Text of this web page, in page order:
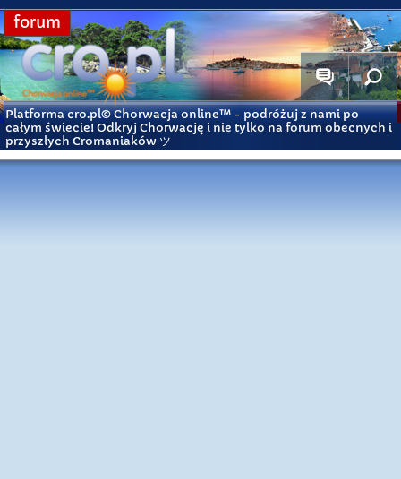
forum
Platforma cro.pl© Chorwacja online™ - podróżuj z nami po
całym świecie! Odkryj Chorwację i nie tylko na forum obecnych i
przyszłych Cromaniaków ツ